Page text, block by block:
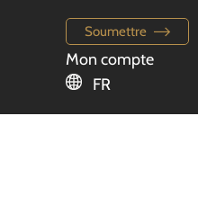
Soumettre
Mon compte
FR